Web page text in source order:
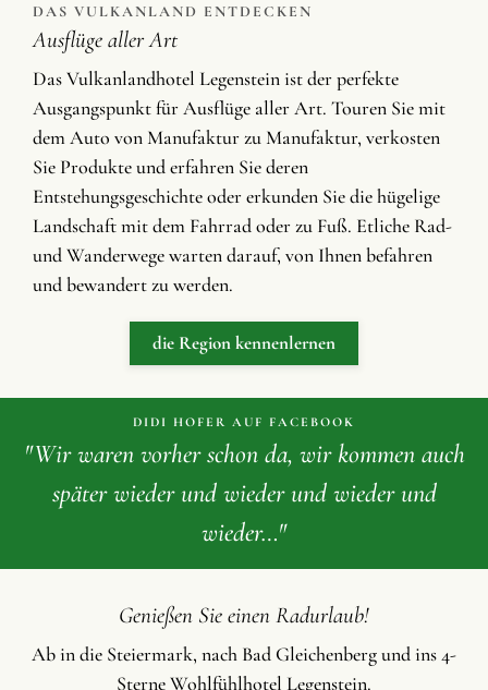
DAS VULKANLAND ENTDECKEN
Ausflüge aller Art
Das Vulkanlandhotel Legenstein ist der perfekte
Ausgangspunkt für Ausflüge aller Art. Touren Sie mit
dem Auto von Manufaktur zu Manufaktur, verkosten
Sie Produkte und erfahren Sie deren
Entstehungsgeschichte oder erkunden Sie die hügelige
Landschaft mit dem Fahrrad oder zu Fuß. Etliche Rad-
und Wanderwege warten darauf, von Ihnen befahren
und bewandert zu werden.
die Region kennenlernen
DIDI HOFER AUF FACEBOOK
"Wir waren vorher schon da, wir kommen auch
später wieder und wieder und wieder und
wieder…"
Genießen Sie einen Radurlaub!
Ab in die Steiermark, nach Bad Gleichenberg und ins 4-
Sterne Wohlfühlhotel Legenstein.